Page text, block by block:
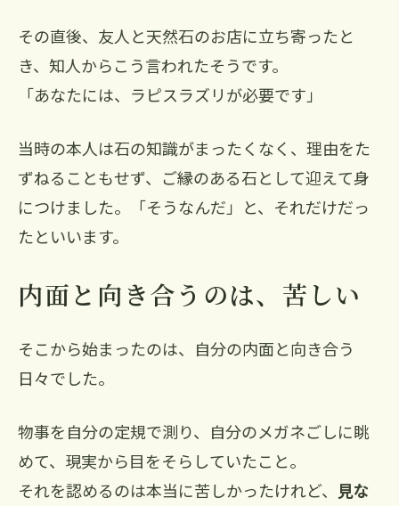
その直後、友人と天然石のお店に立ち寄ったと
き、知人からこう言われたそうです。
「あなたには、ラピスラズリが必要です」
当時の本人は石の知識がまったくなく、理由をた
ずねることもせず、ご縁のある石として迎えて身
につけました。「そうなんだ」と、それだけだっ
たといいます。
内面と向き合うのは、苦しい
そこから始まったのは、自分の内面と向き合う
日々でした。
物事を自分の定規で測り、自分のメガネごしに眺
めて、現実から目をそらしていたこと。
それを認めるのは本当に苦しかったけれど、
見な